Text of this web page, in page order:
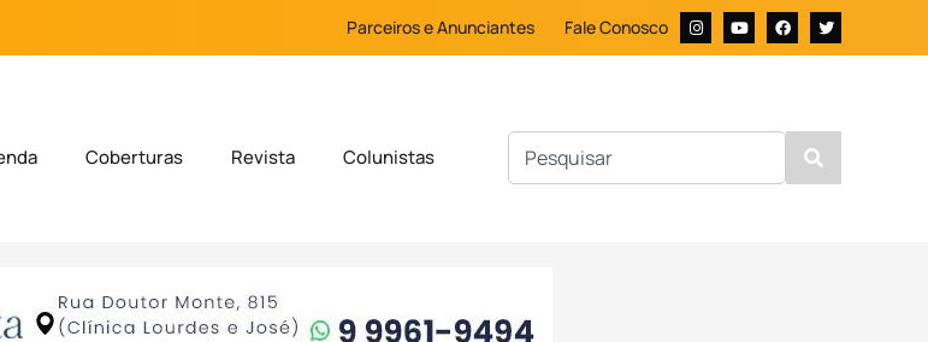
Parceiros e Anunciantes Fale Conosco
Coberturas Revista Colunistas